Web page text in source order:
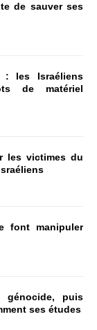
de sauver ses
les Israéliens
de matériel
les victimes du
font manipuler
puis
ses études